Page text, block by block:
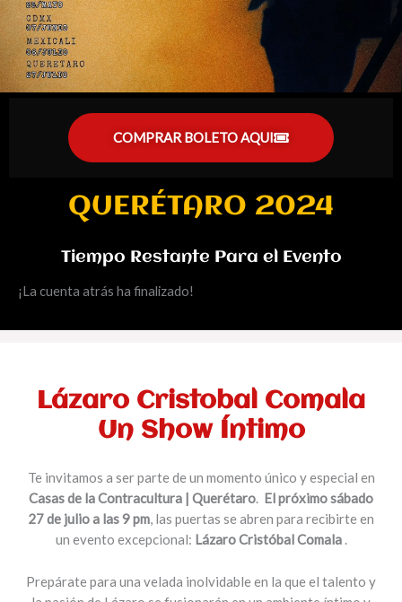
COMPRAR BOLETO AQUI
QUERÉTARO 2024
Tiempo Restante Para el Evento
¡La cuenta atrás ha finalizado!
Lázaro Cristobal Comala
Un Show Íntimo
Te invitamos a ser parte de un momento único y especial en
Casas de la Contracultura | Querétaro. El próximo sábado
27 de julio a las 9 pm, las puertas se abren para recibirte en
un evento excepcional: Lázaro Cristóbal Comala .
Prepárate para una velada inolvidable en la que el talento y